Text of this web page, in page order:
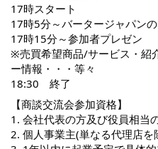
17時スタート
17時5分～バータージャパン
17時15分～参加者プレゼン
※売買希望商品/サービス・紹
ー情報・・・等々
18:30 終了
【商談交流会参加資格】
1. 会社代表の方及び役員相当
2. 個人事業主(単なる代理店を